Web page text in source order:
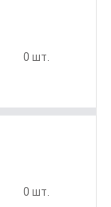
0 шт.
0 шт.